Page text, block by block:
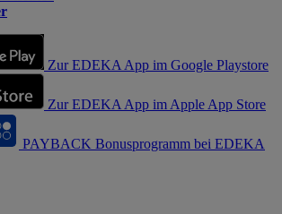
Zur EDEKA App im Google Playstore
Zur EDEKA App im Apple App Store
PAYBACK Bonusprogramm bei EDEKA